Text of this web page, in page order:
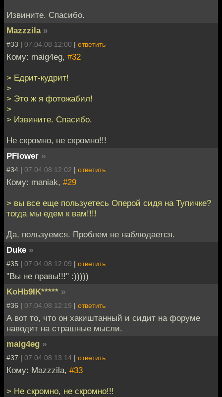
Извините. Спасибо.
Mazzzila »
#33 | 07.04.08 12:00 | ответить
Кому: maig4eg, #32
> Едрит-кудрит!
>
> Это ж я фотожабил!
>
> Извините. Спасибо.
Не скромно, не скромно!!!
PFlower »
#34 | 07.04.08 12:02 | ответить
Кому: maniak, #29
> вы все еще пользуетесь Оперой сидя на Тупичке?
тогда мы едем к вам!!!!
Да, пользуемся. Проблем не наблюдается.
Duke »
#35 | 07.04.08 12:09 | ответить
"Вы не правы!!!" :)))))
KoHb9IK***** »
#36 | 07.04.08 12:19 | ответить
А вот то, что он хакиштанный и сидит на форуме
наводит на страшные мысли.
maig4eg »
#37 | 07.04.08 13:14 | ответить
Кому: Mazzzila, #33
> Не скромно, не скромно!!!